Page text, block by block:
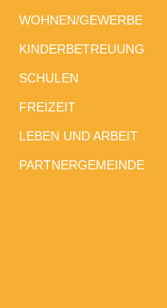
WOHNEN/GEWERBE
KINDERBETREUUNG
SCHULEN
FREIZEIT
LEBEN UND ARBEIT
PARTNERGEMEINDE